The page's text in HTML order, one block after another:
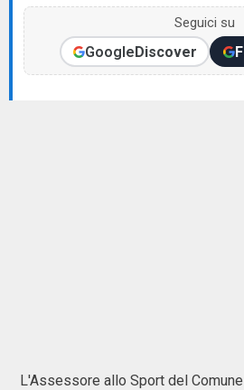
Seguici su
GoogleDiscover
L'Assessore allo Sport del